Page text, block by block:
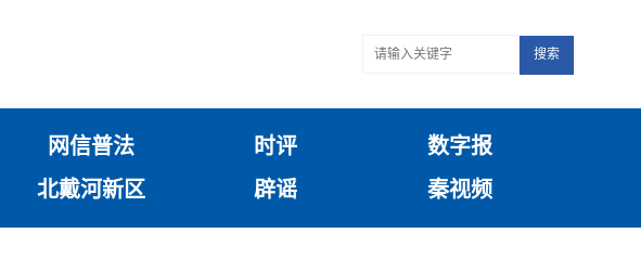
搜索
网信普法 时评
数字报
北戴河新区 辟谣 秦视频